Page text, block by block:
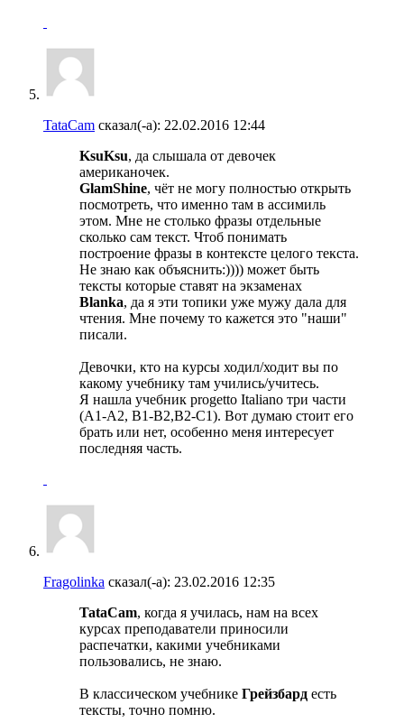
TataCam сказал(-а): 22.02.2016 12:44
KsuKsu, да слышала от девочек
американочек.
GlamShine, чёт не могу полностью открыть
посмотреть, что именно там в ассимиль
этом. Мне не столько фразы отдельные
сколько сам текст. Чтоб понимать
построение фразы в контексте целого текста.
Не знаю как объяснить:)))) может быть
тексты которые ставят на экзаменах
Blanka, да я эти топики уже мужу дала для
чтения. Мне почему то кажется это "наши"
писали.
Девочки, кто на курсы ходил/ходит вы по
какому учебнику там учились/учитесь.
Я нашла учебник progetto Italiano три части
(A1-A2, B1-B2,B2-C1). Вот думаю стоит его
брать или нет, особенно меня интересует
последняя часть.
Fragolinka сказал(-а): 23.02.2016 12:35
TataCam, когда я училась, нам на всех
курсах преподаватели приносили
распечатки, какими учебниками
пользовались, не знаю.
В классическом учебнике Грейзбард есть
тексты, точно помню.